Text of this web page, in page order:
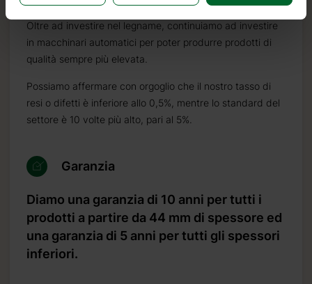
Oltre ad investire nel legname, continuiamo ad investire
in macchinari automatici per poter produrre prodotti di
qualità sempre più elevata.
Possiamo affermare con orgoglio che il nostro tasso di
resi o difetti è inferiore allo 0,5%, mentre lo standard del
settore è 10 volte più alto, pari al 5%.
Garanzia
Diamo una garanzia di 10 anni per tutti i
prodotti a partire da 44 mm di spessore ed
una garanzia di 5 anni per tutti gli spessori
inferiori.